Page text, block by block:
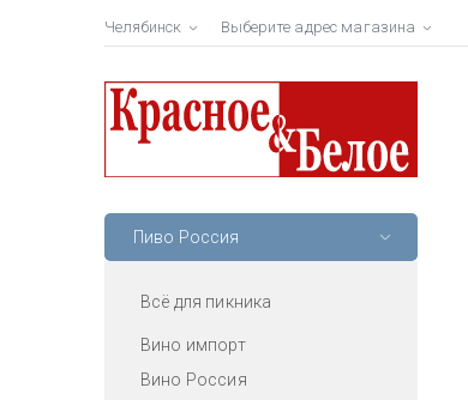
Челябинск Выберите адрес магазина
Пиво Россия
Всё для пикника
Вино импорт
Вино Россия